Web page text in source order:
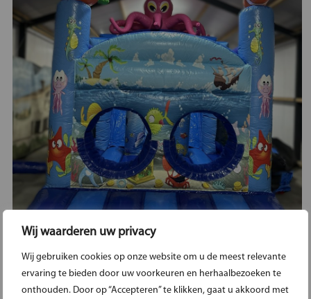
Wij waarderen uw privacy
Wij gebruiken cookies op onze website om u de meest relevante
ervaring te bieden door uw voorkeuren en herhaalbezoeken te
onthouden. Door op “Accepteren” te klikken, gaat u akkoord met
SEA WORLD